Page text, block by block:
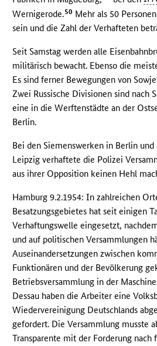
Wernigerode.50 Mehr als 50
sein und die Zahl der Verhafteten
Seit Samstag werden alle
militärisch bewacht. Ebenso die
Es sind ferner Bewegungen von
Zwei Russische Divisionen sind nach
eine in die Werftenstädte an der
Berlin.
Bei den Siemenswerken in Berlin
Leipzig verhaftete die Polizei
aus ihrer Opposition keinen Hehl
Hamburg 9.2.1954: In zahlreichen
Besatzungsgebietes hat seit einigen
Verhaftungswelle eingesetzt,
und auf politischen Versammlungen
Auseinandersetzungen zwischen
Funktionären und der Bevölkerung
Betriebsversammlung in der
Dessau haben die Arbeiter eine
Wiedervereinigung Deutschlands
gefordert. Die Versammlung musste
Transparente mit der Forderung nach